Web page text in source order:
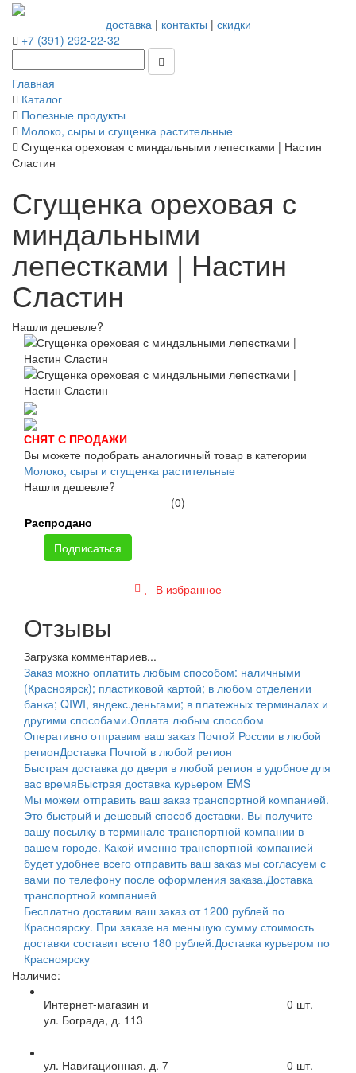
доставка| контакты | скидки
+7 (391) 292-22-32
Главная
Каталог
Полезные продукты
Молоко, сыры и сгущенка растительные
Сгущенка ореховая с миндальными лепестками | Настин
Сластин
Сгущенка ореховая с
миндальными
лепестками | Настин
Сластин
Нашли дешевле?
СНЯТ С ПРОДАЖИ
Вы можете подобрать аналогичный товар в категории
Молоко, сыры и сгущенка растительные
Нашли дешевле?
(0)
Распродано
Подписаться
В избранное
Отзывы
Загрузка комментариев...
Заказ можно оплатить любым способом: наличными
(Красноярск); пластиковой картой; в любом отделении
банка; QIWI, яндекс.деньгами; в платежных терминалах и
другими способами.Оплата любым способом
Оперативно отправим ваш заказ Почтой России в любой
регионДоставка Почтой в любой регион
Быстрая доставка до двери в любой регион в удобное для
вас времяБыстрая доставка курьером EMS
Мы можем отправить ваш заказ транспортной компанией.
Это быстрый и дешевый способ доставки. Вы получите
вашу посылку в терминале транспортной компании в
вашем городе. Какой именно транспортной компанией
будет удобнее всего отправить ваш заказ мы согласуем с
вами по телефону после оформления заказа.Доставка
транспортной компанией
Бесплатно доставим ваш заказ от 1200 рублей по
Красноярску. При заказе на меньшую сумму стоимость
доставки составит всего 180 рублей.Доставка курьером по
Красноярску
Наличие:
Интернет-магазин и
ул. Бограда, д. 113
0 шт.
ул. Навигационная, д. 7 0 шт.